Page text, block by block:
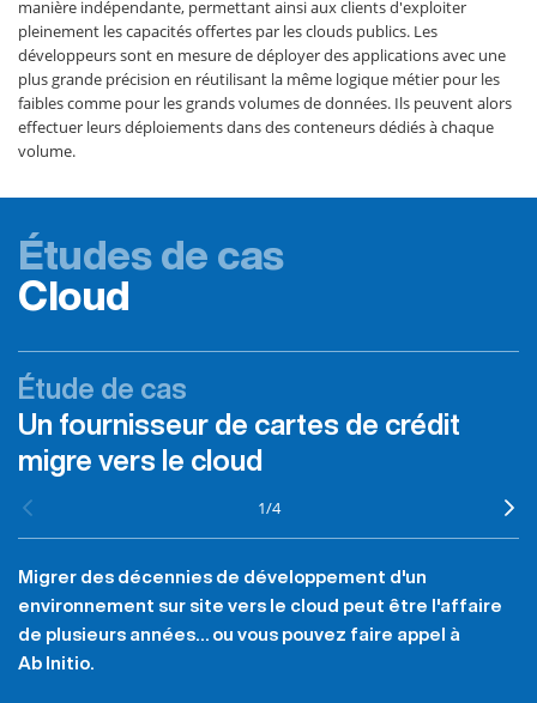
manière indépendante, permettant ainsi aux clients d'exploiter
pleinement les capacités offertes par les clouds publics. Les
développeurs sont en mesure de déployer des applications avec une
plus grande précision en réutilisant la même logique métier pour les
faibles comme pour les grands volumes de données. Ils peuvent alors
effectuer leurs déploiements dans des conteneurs dédiés à chaque
volume.
Études de cas
Cloud
Étude de cas
Un fournisseur de cartes de crédit
migre vers le cloud
1/4
Migrer des décennies de développement d'un
environnement sur site vers le cloud peut être l'affaire
de plusieurs années… ou vous pouvez faire appel à
Ab Initio.